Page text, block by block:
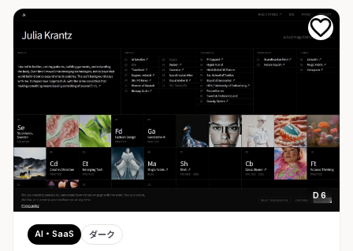
D 6
AI・SaaS ダーク